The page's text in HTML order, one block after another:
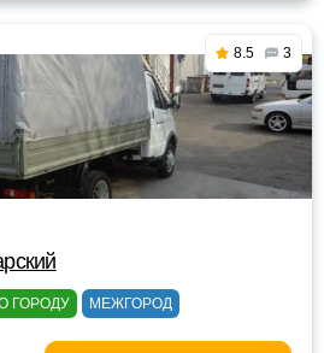
8.5 3
ГОРОДУ МЕЖГОРОД